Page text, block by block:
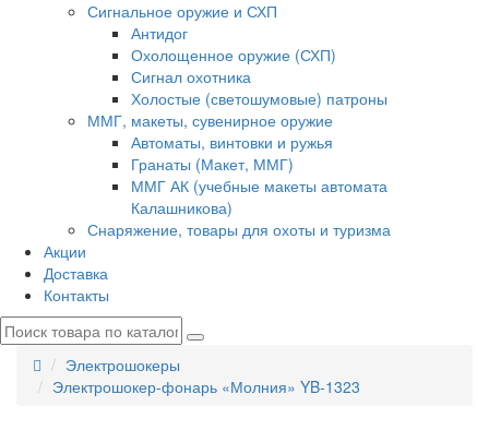
Сигнальное оружие и СХП
Антидог
Охолощенное оружие (СХП)
Сигнал охотника
Холостые (светошумовые) патроны
ММГ, макеты, сувенирное оружие
Автоматы, винтовки и ружья
Гранаты (Макет, ММГ)
ММГ АК (учебные макеты автомата
Калашникова)
Снаряжение, товары для охоты и туризма
Акции
Доставка
Контакты
Электрошокеры
Электрошокер-фонарь «Молния» YB-1323